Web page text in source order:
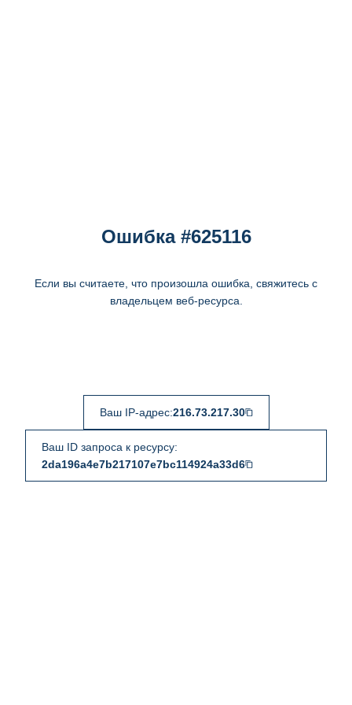
Ошибка #625116
Если вы считаете, что произошла ошибка, свяжитесь с
владельцем веб-ресурса.
Ваш IP-адрес:216.73.217.30
Ваш ID запроса к ресурсу:
2da196a4e7b217107e7bc114924a33d6